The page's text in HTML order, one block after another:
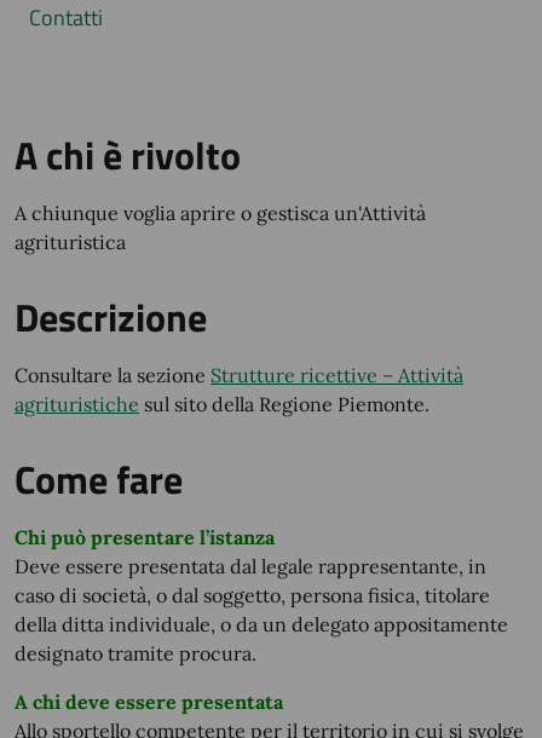
Contatti
A chi è rivolto
A chiunque voglia aprire o gestisca un'Attività
agrituristica
Descrizione
Consultare la sezione Strutture ricettive – Attività
agrituristiche sul sito della Regione Piemonte.
Come fare
Chi può presentare l’istanza
Deve essere presentata dal legale rappresentante, in
caso di società, o dal soggetto, persona fisica, titolare
della ditta individuale, o da un delegato appositamente
designato tramite procura.
A chi deve essere presentata
Allo sportello competente per il territorio in cui si svolge